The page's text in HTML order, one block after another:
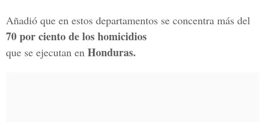
Añadió que en estos departamentos se concentra más del
70 por ciento de los homicidios
que se ejecutan en Honduras.